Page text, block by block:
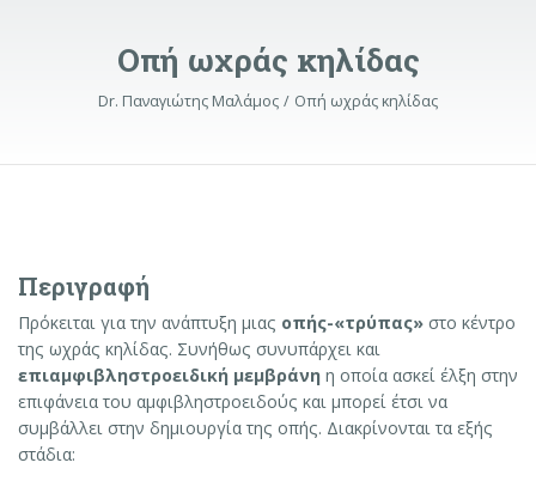
Οπή ωχράς κηλίδας
Dr. Παναγιώτης Μαλάμος Οπή ωχράς κηλίδας
Περιγραφή
Πρόκειται για την ανάπτυξη μιας οπής-«τρύπας» στο κέντρο
της ωχράς κηλίδας. Συνήθως συνυπάρχει και
επιαμφιβληστροειδική μεμβράνη η οποία ασκεί έλξη στην
επιφάνεια του αμφιβληστροειδούς και μπορεί έτσι να
συμβάλλει στην δημιουργία της οπής. Διακρίνονται τα εξής
στάδια: